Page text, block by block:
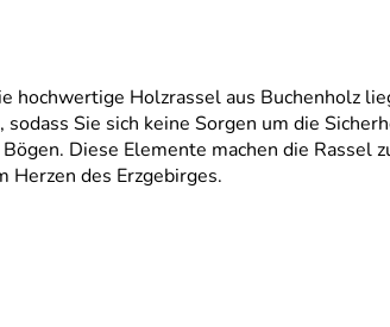
hochwertige Holzrassel aus Buchenholz
Sie sich keine Sorgen um die
Diese Elemente machen die Rassel
des Erzgebirges.